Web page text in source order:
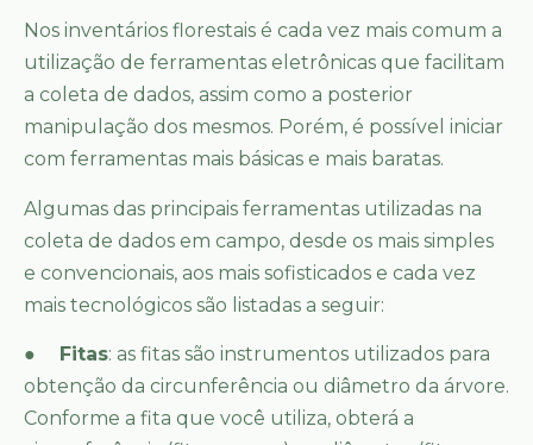
Nos inventários florestais é cada vez mais comum a
utilização de ferramentas eletrônicas que facilitam
a coleta de dados, assim como a posterior
manipulação dos mesmos. Porém, é possível iniciar
com ferramentas mais básicas e mais baratas.
Algumas das principais ferramentas utilizadas na
coleta de dados em campo, desde os mais simples
e convencionais, aos mais sofisticados e cada vez
mais tecnológicos são listadas a seguir:
● Fitas: as fitas são instrumentos utilizados para
obtenção da circunferência ou diâmetro da árvore.
Conforme a fita que você utiliza, obterá a